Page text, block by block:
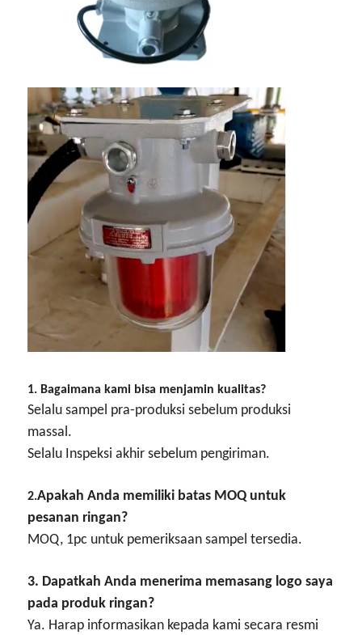
1. Bagaimana kami bisa menjamin kualitas?
Selalu sampel pra-produksi sebelum produksi
massal.
Selalu Inspeksi akhir sebelum pengiriman.
2.Apakah Anda memiliki batas MOQ untuk
pesanan ringan?
MOQ, 1pc untuk pemeriksaan sampel tersedia.
3. Dapatkah Anda menerima memasang logo saya
pada produk ringan?
Ya. Harap informasikan kepada kami secara resmi